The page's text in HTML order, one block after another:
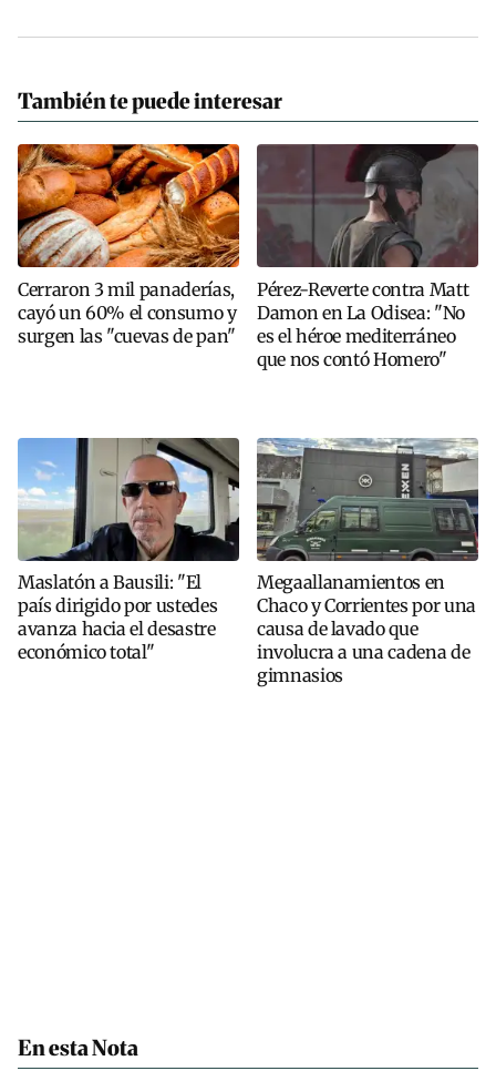
También te puede interesar
Cerraron 3 mil panaderías,
cayó un 60% el consumo y
surgen las "cuevas de pan"
Pérez-Reverte contra Matt
Damon en La Odisea: "No
es el héroe mediterráneo
que nos contó Homero"
Maslatón a Bausili: "El
país dirigido por ustedes
avanza hacia el desastre
económico total"
Megaallanamientos en
Chaco y Corrientes por una
causa de lavado que
involucra a una cadena de
gimnasios
En esta Nota